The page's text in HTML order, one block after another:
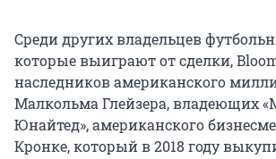
Среди других владельцев
которые выиграют от сделки,
наследников американского
Малкольма Глейзера, владеющих
Юнайтед», американского
Кронке, который в 2018 году